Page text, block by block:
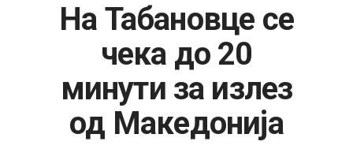
ЕКОНОМИЈА
ФИНАНСИИ
БАНКАРСТВО
ЖИВОТ
На Табановце се
чека до 20
минути за излез
од Македонија